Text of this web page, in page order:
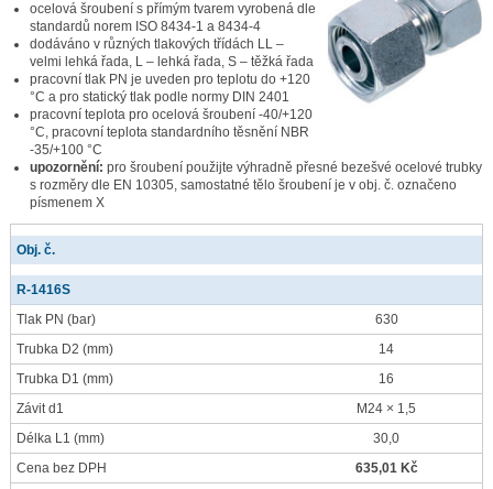
ocelová šroubení s přímým tvarem vyrobená dle
standardů norem ISO 8434-1 a 8434-4
dodáváno v různých tlakových třídách LL –
velmi lehká řada, L – lehká řada, S – těžká řada
pracovní tlak PN je uveden pro teplotu do +120
°C a pro statický tlak podle normy DIN 2401
pracovní teplota pro ocelová šroubení -40/+120
°C, pracovní teplota standardního těsnění NBR
-35/+100 °C
upozornění: pro šroubení použijte výhradně přesné bezešvé ocelové trubky
s rozměry dle EN 10305, samostatné tělo šroubení je v obj. č. označeno
písmenem X
Obj. č.
R-1416S
Tlak PN (bar)
630
Trubka D2 (mm)
14
Trubka D1 (mm)
16
Závit d1
M24 × 1,5
Délka L1 (mm)
30,0
Cena bez DPH
635,01 Kč